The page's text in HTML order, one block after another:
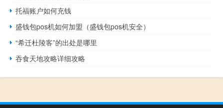
托福账户如何充钱
盛钱包pos机如何加盟（盛钱包pos机安全）
“希迁杜陵客”的出处是哪里
吞食天地攻略详细攻略